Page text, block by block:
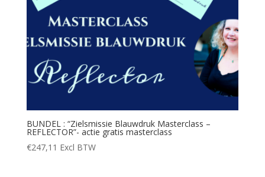
BUNDEL : “Zielsmissie Blauwdruk Masterclass –
REFLECTOR”- actie gratis masterclass
€247,11 Excl BTW